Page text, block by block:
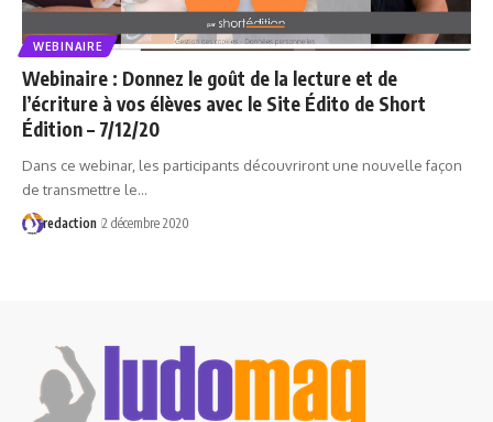
WEBINAIRE
Webinaire : Donnez le goût de la lecture et de
l’écriture à vos élèves avec le Site Édito de Short
Édition – 7/12/20
Dans ce webinar, les participants découvriront une nouvelle façon
de transmettre le…
redaction 2 décembre 2020